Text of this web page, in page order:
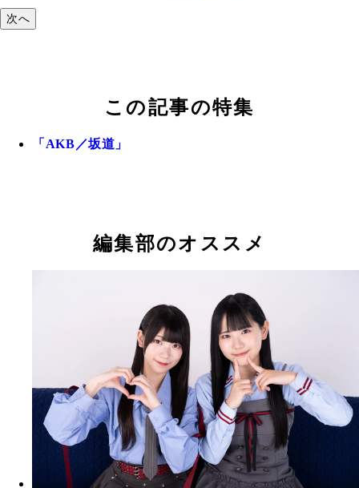
次へ
この記事の特集
「AKB／坂道」
編集部のオススメ